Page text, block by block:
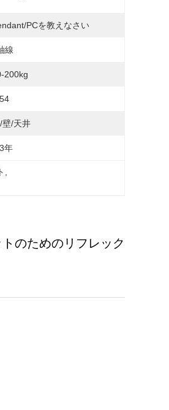
PCを教えなさい
線
200kg
壁/天井
年
のためのリフレック